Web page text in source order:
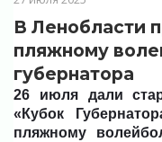
В Ленобласти
пляжному
губернатора
26 июля дали
«Кубок
пляжному